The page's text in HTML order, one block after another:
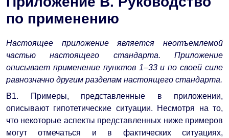
по применению
Настоящее приложение является неотъемлемой
частью настоящего стандарта. Приложение
описывает применение пунктов 1–33 и по своей силе
равнозначно другим разделам настоящего стандарта.
B1. Примеры, представленные в приложении,
описывают гипотетические ситуации. Несмотря на то,
что некоторые аспекты представленных ниже примеров
могут отмечаться и в фактических ситуациях,